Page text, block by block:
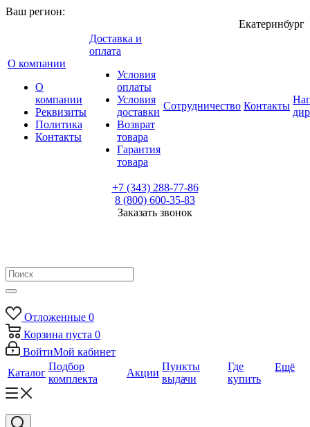
Ваш регион:
Екатеринбург
О компании
О
компании
Реквизиты
Политика
Контакты
Доставка и
оплата
Условия
оплаты
Условия
доставки
Возврат
товара
Гарантия
товара
Сотрудничество Контакты
+7 (343) 288-77-86
8 (800) 600-35-83
Заказать звонок
Отложенные 0
Корзина пуста 0
ВойтиМой кабинет
Каталог
Подбор
комплекта
Акции
Пункты
выдачи
Где
купить
Ещё